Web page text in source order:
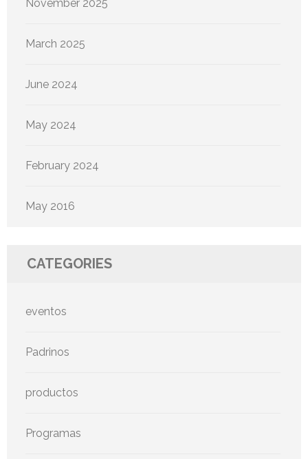
November 2025
March 2025
June 2024
May 2024
February 2024
May 2016
CATEGORIES
eventos
Padrinos
productos
Programas